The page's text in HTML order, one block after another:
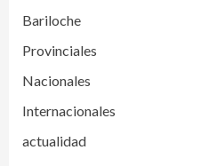
Bariloche
Provinciales
Nacionales
Internacionales
actualidad